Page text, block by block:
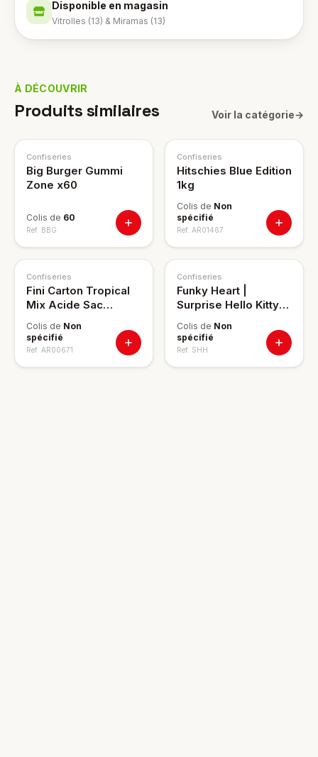
Disponible en magasin
Vitrolles (13) & Miramas (13)
À DÉCOUVRIR
Produits similaires Voir la catégorie→
Confiseries
Big Burger Gummi
Zone x60
Colis de 60
Ref. BBG
Confiseries
Hitschies Blue Edition
1kg
Colis de Non
spécifié
Ref. AR01467
Confiseries
Fini Carton Tropical
Mix Acide Sac
Colis de Non
spécifié
Ref. AR00671
Confiseries
Funky Heart |
Surprise Hello Kitty
Colis de Non
spécifié
Ref. SHH